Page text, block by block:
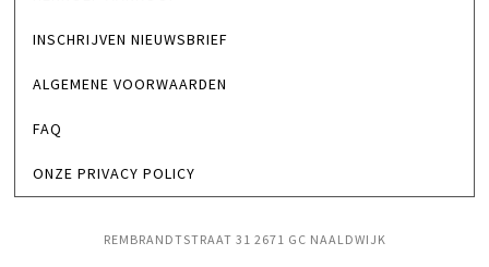
INSCHRIJVEN NIEUWSBRIEF
ALGEMENE VOORWAARDEN
FAQ
ONZE PRIVACY POLICY
REMBRANDTSTRAAT 31 2671 GC NAALDWIJK